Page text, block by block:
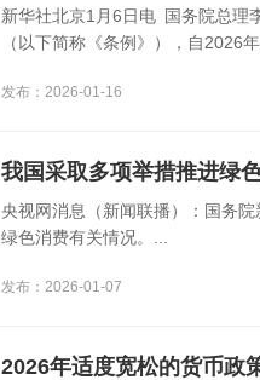
新华社北京1月6日电 国务院总理
（以下简称《条例》），自2026年
发布：2026-01-16
我国采取多项举措推进绿
央视网消息（新闻联播）：国务
绿色消费有关情况。...
发布：2026-01-07
2026年适度宽松的货币政